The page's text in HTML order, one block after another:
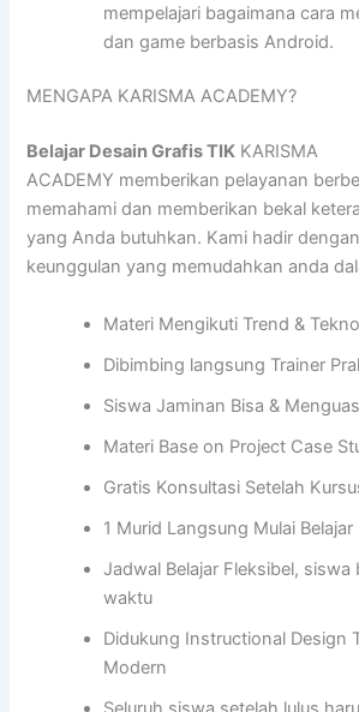
mempelajari bagaimana cara
dan game berbasis Android.
MENGAPA KARISMA ACADEMY?
Belajar Desain Grafis TIK KARISMA
ACADEMY memberikan pelayanan
memahami dan memberikan bekal
yang Anda butuhkan. Kami hadir
keunggulan yang memudahkan anda
Materi Mengikuti Trend &
Dibimbing langsung Trainer
Siswa Jaminan Bisa &
Materi Base on Project Case
Gratis Konsultasi Setelah
1 Murid Langsung Mulai Belajar
Jadwal Belajar Fleksibel, siswa
waktu
Didukung Instructional Design
Modern